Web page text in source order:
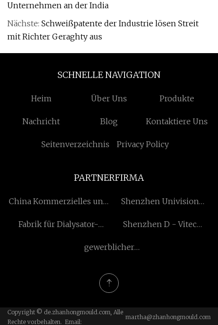
Unternehmen an der India
Nächste: Schweißpatente der Industrie lösen Streit
mit Richter Geraghty aus
SCHNELLE NAVIGATION
Heim Über Uns Produkte
Nachricht Blog Kontaktiere Uns
Seitenverzeichnis Privacy Policy
PARTNERFIRMA
China Kommerzielles und
Energiespeichersystem
Lieferanten Fabrik
Shenzhen Univision
Fabrik für Dialysator-
Shenzhen D - Vitec
gewerblicher
Copyright © de.zhanhongmould.com, Alle
Rechte vorbehalten. Email:
martha@zhanhongmould.com